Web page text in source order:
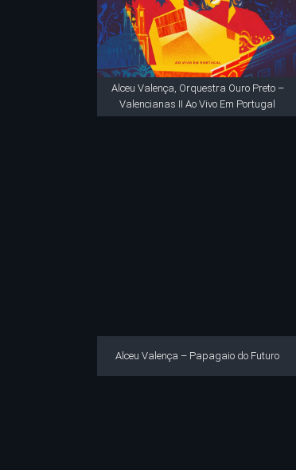
Alceu Valença, Orquestra Ouro Preto –
Valencianas II Ao Vivo Em Portugal
Alceu Valença – Papagaio do Futuro